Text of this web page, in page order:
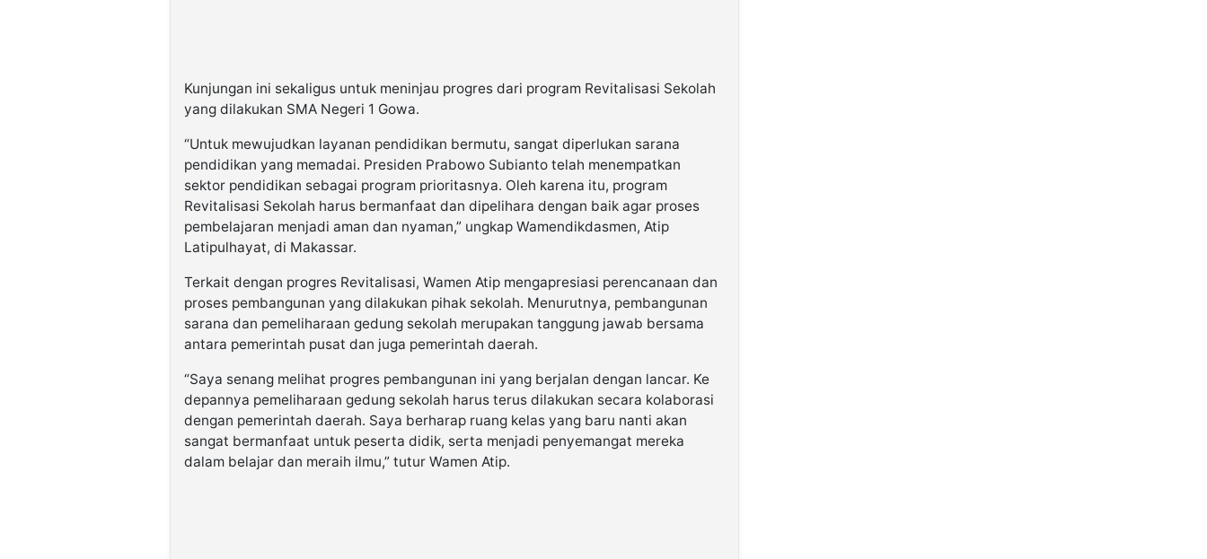
Kunjungan ini sekaligus untuk meninjau progres dari program Revitalisasi Sekolah
yang dilakukan SMA Negeri 1 Gowa.
“Untuk mewujudkan layanan pendidikan bermutu, sangat diperlukan sarana
pendidikan yang memadai. Presiden Prabowo Subianto telah menempatkan
sektor pendidikan sebagai program prioritasnya. Oleh karena itu, program
Revitalisasi Sekolah harus bermanfaat dan dipelihara dengan baik agar proses
pembelajaran menjadi aman dan nyaman,” ungkap Wamendikdasmen, Atip
Latipulhayat, di Makassar.
Terkait dengan progres Revitalisasi, Wamen Atip mengapresiasi perencanaan dan
proses pembangunan yang dilakukan pihak sekolah. Menurutnya, pembangunan
sarana dan pemeliharaan gedung sekolah merupakan tanggung jawab bersama
antara pemerintah pusat dan juga pemerintah daerah.
“Saya senang melihat progres pembangunan ini yang berjalan dengan lancar. Ke
depannya pemeliharaan gedung sekolah harus terus dilakukan secara kolaborasi
dengan pemerintah daerah. Saya berharap ruang kelas yang baru nanti akan
sangat bermanfaat untuk peserta didik, serta menjadi penyemangat mereka
dalam belajar dan meraih ilmu,” tutur Wamen Atip.